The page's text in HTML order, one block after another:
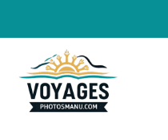
contenu